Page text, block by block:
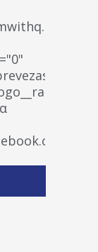
wp-
]